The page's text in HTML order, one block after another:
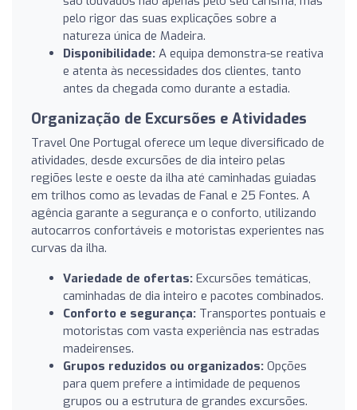
pelo rigor das suas explicações sobre a
natureza única de Madeira.
Disponibilidade: A equipa demonstra-se reativa
e atenta às necessidades dos clientes, tanto
antes da chegada como durante a estadia.
Organização de Excursões e Atividades
Travel One Portugal oferece um leque diversificado de
atividades, desde excursões de dia inteiro pelas
regiões leste e oeste da ilha até caminhadas guiadas
em trilhos como as levadas de Fanal e 25 Fontes. A
agência garante a segurança e o conforto, utilizando
autocarros confortáveis e motoristas experientes nas
curvas da ilha.
Variedade de ofertas: Excursões temáticas,
caminhadas de dia inteiro e pacotes combinados.
Conforto e segurança: Transportes pontuais e
motoristas com vasta experiência nas estradas
madeirenses.
Grupos reduzidos ou organizados: Opções
para quem prefere a intimidade de pequenos
grupos ou a estrutura de grandes excursões.